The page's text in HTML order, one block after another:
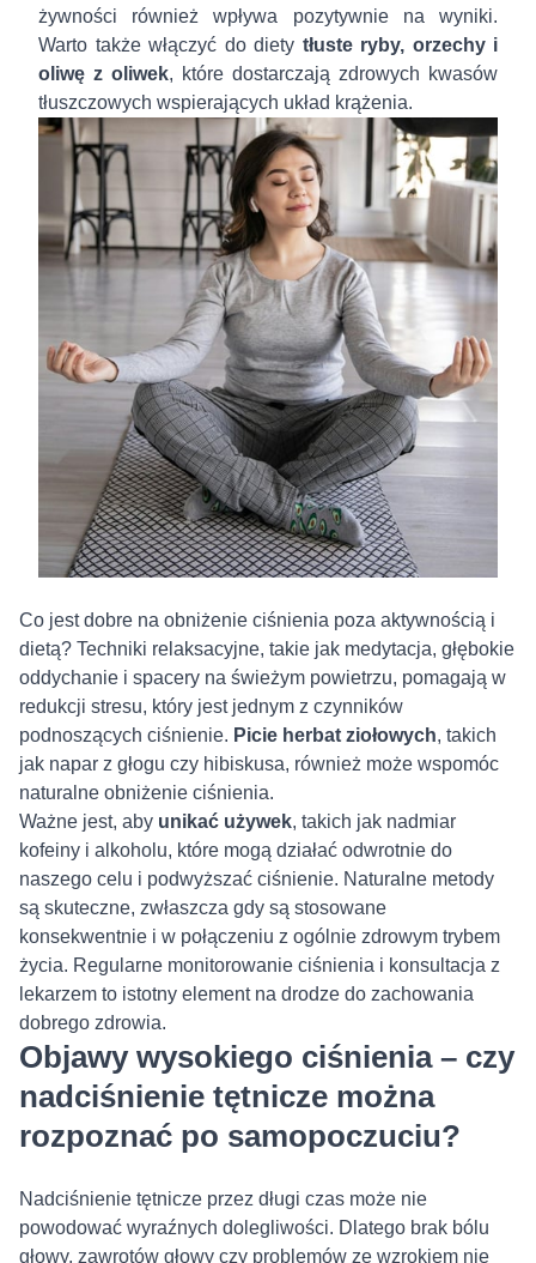
żywności również wpływa pozytywnie na wyniki.
Warto także włączyć do diety tłuste ryby, orzechy i
oliwę z oliwek, które dostarczają zdrowych kwasów
tłuszczowych wspierających układ krążenia.
Co jest dobre na obniżenie ciśnienia poza aktywnością i
dietą? Techniki relaksacyjne, takie jak medytacja, głębokie
oddychanie i spacery na świeżym powietrzu, pomagają w
redukcji stresu, który jest jednym z czynników
podnoszących ciśnienie. Picie herbat ziołowych, takich
jak napar z głogu czy hibiskusa, również może wspomóc
naturalne obniżenie ciśnienia.
Ważne jest, aby unikać używek, takich jak nadmiar
kofeiny i alkoholu, które mogą działać odwrotnie do
naszego celu i podwyższać ciśnienie. Naturalne metody
są skuteczne, zwłaszcza gdy są stosowane
konsekwentnie i w połączeniu z ogólnie zdrowym trybem
życia. Regularne monitorowanie ciśnienia i konsultacja z
lekarzem to istotny element na drodze do zachowania
dobrego zdrowia.
Objawy wysokiego ciśnienia – czy
nadciśnienie tętnicze można
rozpoznać po samopoczuciu?
Nadciśnienie tętnicze przez długi czas może nie
powodować wyraźnych dolegliwości. Dlatego brak bólu
głowy, zawrotów głowy czy problemów ze wzrokiem nie